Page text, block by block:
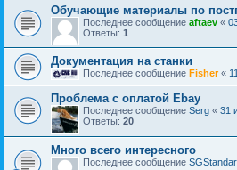
Обучающие материалы по
Последнее сообщение aftaev «
Ответы: 1
Документация на станки
Последнее сообщение Fisher«
Проблема с оплатой Ebay
Последнее сообщение Serg « 31
Ответы: 20
Много всего интересного
Последнее сообщение